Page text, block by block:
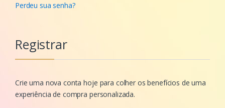
Perdeu sua senha?
Registrar
Crie uma nova conta hoje para colher os benefícios de uma
experiência de compra personalizada.